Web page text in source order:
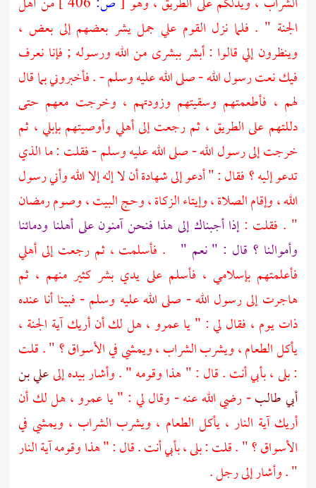
الجنة " . فلما نزل القوم علي جمل يشر بعضهم إلى بعض ،
وينظرون إلي قالوا : أبشر ببشرى من الله ورسوله ; فإنا نعرف
فيك نعت رسول الله - صلى الله عليه وسلم - . فأخبروني بما قال
لهم ، فأطعمتهم وسقيتهم وزودتهم ، وخرجت معهم حتى
دللتهم على الطريق ، ثم رجعت إلى أهلي وأوصيتهم بإبلي ، ثم
خرجت إلى رسول الله - صلى الله عليه وسلم - فقلت : ما الذي
تدعو إليه ؟ فقال : " أدعو إلى شهادة أن لا إله إلا الله وأني رسول
الله ، وإقام الصلاة ، وإيتاء الزكاة ، وحج البيت ، وصوم رمضان
" . فقلت :إذا أجبناك إلى هذا فنحن آمنون على أهلنا ودمائنا
وأموالنا ؟ قال : " نعم " . فأسلمت ، ثم رجعت إلى أهلي
فأعلمتهم بإسلامي ، فأسلم على يدي بشر كثير منهم ، ثم
هاجرت إلى رسول الله - صلى الله عليه وسلم - فبينا أنا عنده
ذات يوم ، فقال لي : " ياعمرو، هل لك أن أريك آية الجنة ،
يأكل الطعام ، ويشرب الشراب ، ويمشي في الأسواق ؟ " . قلت
: بلى ، بأبي أنت . قال : " هذا وقومه " . وأشار بيده إلىعلي بن
أبي طالب- رضي الله عنه - وقال لي : " ياعمرو، هل لك أن
أريك آية النار ، يأكل الطعام ، ويشرب الشراب ، ويمشي في
الأسواق ؟ " . قلت : بلى ، بأبي أنت . قال : " هذا وقومه آية النار
" . وأشار إلى رجل .